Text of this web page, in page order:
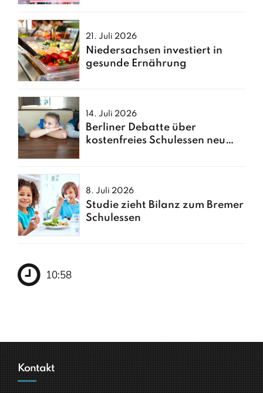
21. Juli 2026
Niedersachsen investiert in
gesunde Ernährung
14. Juli 2026
Berliner Debatte über
kostenfreies Schulessen neu
8. Juli 2026
Studie zieht Bilanz zum Bremer
Schulessen
10:58
Kontakt